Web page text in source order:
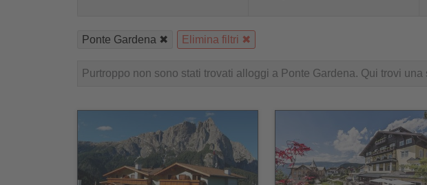
Ponte Gardena Elimina filtri
Purtroppo non sono stati trovati alloggi a Ponte Gardena. Qui trovi